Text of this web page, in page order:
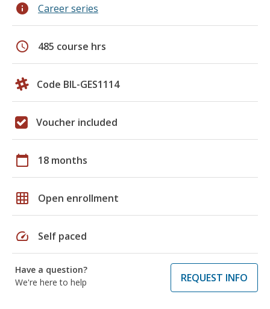
info Career series
schedule 485 course hrs
Code BIL-GES1114
Voucher included
calendar_today 18 months
grid_on Open enrollment
speed Self paced
Have a question?
We're here to help
REQUEST INFO